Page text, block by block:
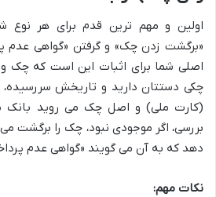
اولین و مهم ترین قدم برای هر
«برگشت زدن چک» و گرفتن «گواهی عدم
اصلی شما برای اثبات این است که چک
چکی دستتان دارید و تاریخش سررسیده،
(کارت ملی) و اصل چک می روید بانک
بررسی، اگر موجودی نبود، چک را برگشت
دهد که به آن می گویند «گواهی عدم
نکات مهم: